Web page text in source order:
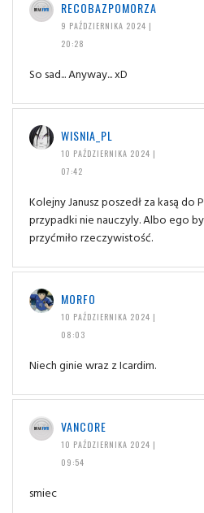
RECOBAZPOMORZA
9 PAŹDZIERNIKA 2024 |
20:28
So sad... Anyway... xD
WISNIA_PL
10 PAŹDZIERNIKA 2024 |
07:42
Kolejny Janusz poszedł za kasą do
przypadki nie nauczyly. Albo ego
przyćmiło rzeczywistość.
MORFO
10 PAŹDZIERNIKA 2024 |
08:03
Niech ginie wraz z Icardim.
VANCORE
10 PAŹDZIERNIKA 2024 |
09:54
smiec